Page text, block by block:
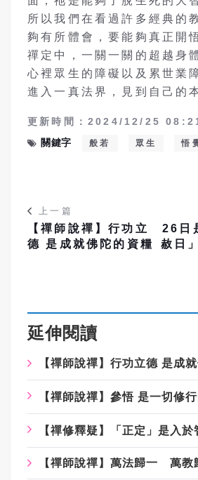
所以我們在看過許多經典的
夠有所體會，要能夠真正開
禪定中，一關一關的超越身
心裡眾生的障礙以及累世業
進入一真法界，見到自己的
更新時間：2024/12/25
關鍵字
般若 眾生 悟
上一篇
【禪師說禪】行功立
德 是成就佛陀的資糧
26日
赦日
延伸閱讀
【禪師說禪】行功立德 是成
【禪師說禪】參悟 是一切修
【禪修釋疑】「正定」是入於
【禪師說禪】萬法歸一 萬